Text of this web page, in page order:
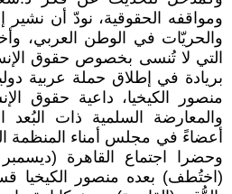
ومواقفه الحقوقية، نودّ أن
والحريّات في الوطن العربي،
التي لا تُنسى بخصوص حقوق
بريادة في إطلاق حملة عربية
منصور الكيخيا، داعية حقوق
والمعارضة السلمية ذات البُعد
أعضاءً في مجلس أمناء المنظمة
(اختُطف) بعده منصور الكيخيا